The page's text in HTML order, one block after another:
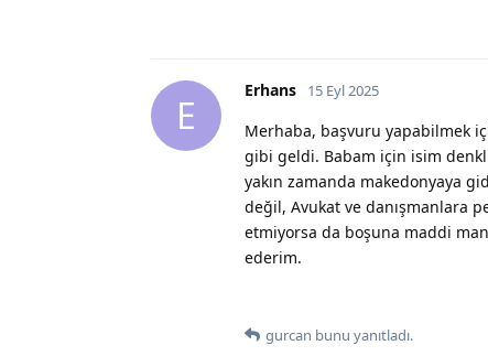
E
Erhans 15 Eyl 2025
Merhaba, başvuru yapabilmek
gibi geldi. Babam için isim
yakın zamanda makedonyaya
değil, Avukat ve danışmanlara
etmiyorsa da boşuna maddi
ederim.
gurcan bunu yanıtladı.